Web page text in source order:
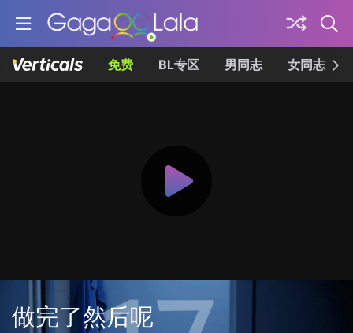
免费 BL专区 男同志 女同志
做完了然后呢